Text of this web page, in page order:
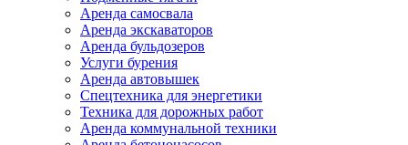
Аренда самосвала
Аренда экскаваторов
Аренда бульдозеров
Услуги бурения
Аренда автовышек
Спецтехника для энергетики
Техника для дорожных работ
Аренда коммунальной техники